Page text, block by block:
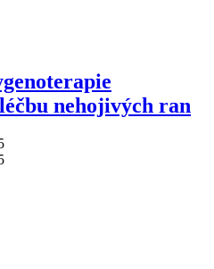
nehojivých ran